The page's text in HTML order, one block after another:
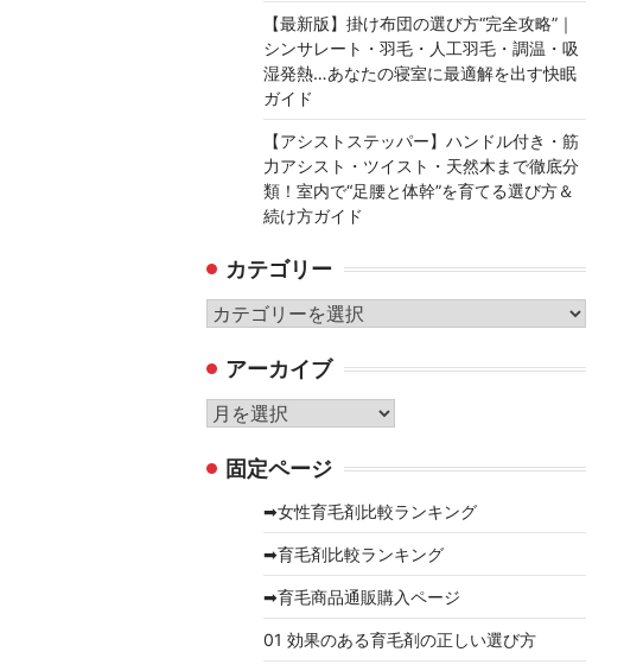
【最新版】掛け布団の選び方“完全攻略”｜
シンサレート・羽毛・人工羽毛・調温・吸
湿発熱…あなたの寝室に最適解を出す快眠
ガイド
【アシストステッパー】ハンドル付き・筋
力アシスト・ツイスト・天然木まで徹底分
類！室内で“足腰と体幹”を育てる選び方＆
続け方ガイド
カテゴリー
カ
ゴ
リ
ー
アーカイブ
ア
カ 固定ページ
➡女性育毛剤比較ランキング
➡育毛剤比較ランキング
➡育毛商品通販購入ページ
01 効果のある育毛剤の正しい選び方